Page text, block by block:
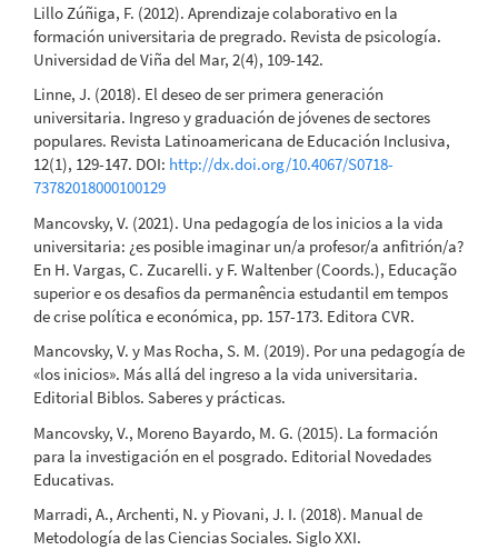
Lillo Zúñiga, F. (2012). Aprendizaje colaborativo en la
formación universitaria de pregrado. Revista de psicología.
Universidad de Viña del Mar, 2(4), 109-142.
Linne, J. (2018). El deseo de ser primera generación
universitaria. Ingreso y graduación de jóvenes de sectores
populares. Revista Latinoamericana de Educación Inclusiva,
12(1), 129-147. DOI: http://dx.doi.org/10.4067/S0718-
73782018000100129
Mancovsky, V. (2021). Una pedagogía de los inicios a la vida
universitaria: ¿es posible imaginar un/a profesor/a anfitrión/a?
En H. Vargas, C. Zucarelli. y F. Waltenber (Coords.), Educação
superior e os desafios da permanência estudantil em tempos
de crise política e económica, pp. 157-173. Editora CVR.
Mancovsky, V. y Mas Rocha, S. M. (2019). Por una pedagogía de
«los inicios». Más allá del ingreso a la vida universitaria.
Editorial Biblos. Saberes y prácticas.
Mancovsky, V., Moreno Bayardo, M. G. (2015). La formación
para la investigación en el posgrado. Editorial Novedades
Educativas.
Marradi, A., Archenti, N. y Piovani, J. I. (2018). Manual de
Metodología de las Ciencias Sociales. Siglo XXI.